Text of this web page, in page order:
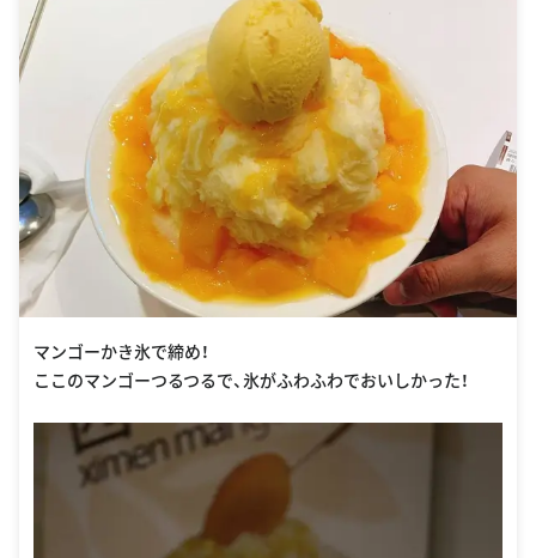
マンゴーかき氷で締め！
ここのマンゴーつるつるで、氷がふわふわでおいしかった！